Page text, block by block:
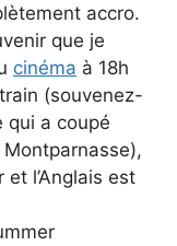
accro.
que je
cinéma à 18h
(souvenez-
qui a coupé
Montparnasse),
l’Anglais est